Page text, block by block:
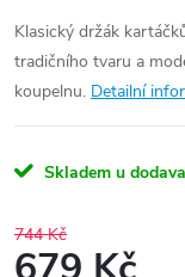
Klasický držák
tradičního tvaru a
koupelnu. Detailní
Skladem u
744 Kč